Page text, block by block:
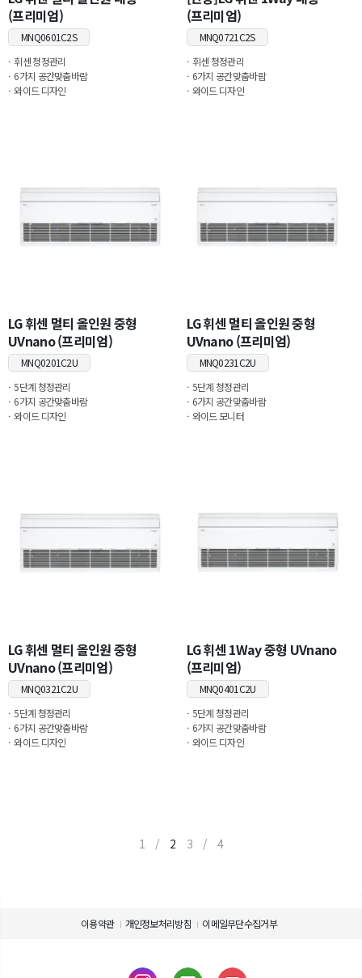
(프리미엄)
MNQ0601C2S
휘센 청정관리
6가지 공간맞춤바람
와이드 디자인
(프리미엄)
MNQ0721C2S
휘센 청정관리
6가지 공간맞춤바람
와이드 디자인
LG 휘센 멀티 올인원 중형
UVnano (프리미엄)
MNQ0201C2U
5단계 청정관리
6가지 공간맞춤바람
와이드 디자인
LG 휘센 멀티 올인원 중형
UVnano (프리미엄)
MNQ0231C2U
5단계 청정관리
6가지 공간맞춤바람
와이드 모니터
LG 휘센 멀티 올인원 중형
UVnano (프리미엄)
MNQ0321C2U
5단계 청정관리
6가지 공간맞춤바람
와이드 디자인
LG 휘센 1Way 중형 UVnano
(프리미엄)
MNQ0401C2U
5단계 청정관리
6가지 공간맞춤바람
와이드 디자인
1 / 2 3 / 4
이용약관 개인정보처리방침 이메일무단수집거부